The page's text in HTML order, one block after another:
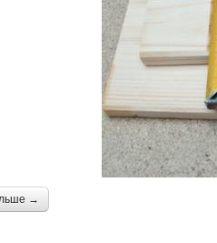
→